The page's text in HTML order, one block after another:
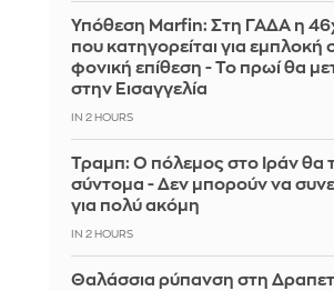
Υπόθεση Marfin: Στη ΓΑΔΑ η
που κατηγορείται για εμπλοκή
φονική επίθεση - Το πρωί θα
στην Εισαγγελία
IN 2 HOURS
Τραμπ: Ο πόλεμος στο Ιράν θα
σύντομα - Δεν μπορούν να
για πολύ ακόμη
IN 2 HOURS
Θαλάσσια ρύπανση στη